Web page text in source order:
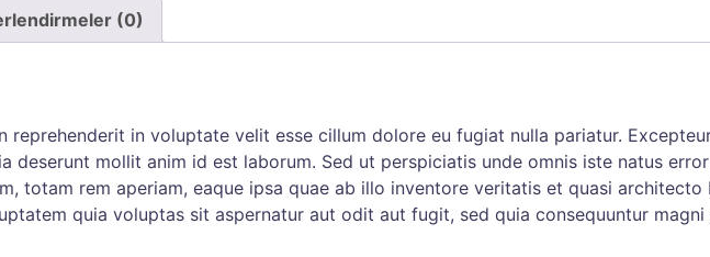
(0)
reprehenderit in voluptate velit esse cillum dolore eu fugiat nulla pariatur.
deserunt mollit anim id est laborum. Sed ut perspiciatis unde omnis iste natus
totam rem aperiam, eaque ipsa quae ab illo inventore veritatis et quasi
quia voluptas sit aspernatur aut odit aut fugit, sed quia consequuntur